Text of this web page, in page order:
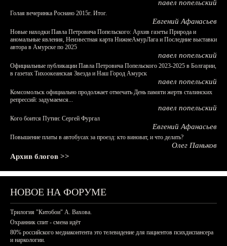
павел попельский
Голая вечеринка Роснано 2015г. Итог.
Евгений Афанасьев
Новые находки Павла Петровича Попельского: Архив газеты Природа и
аномальные явления, Неизвестная карта НижнеАмурЛага и Последние выставки
автора в Амурске по 2025
павел попельский
Официальные публикации Павла Петровича Попельского 2023-2025 в Болгарии,
в газетах Тихоокеанская Звезда и Наш Город Амурск
павел попельский
Комсомольск официально продолжает отмечать День памяти жертв сталинских
репрессий: задумаемся...
павел попельский
Кого боится Путин: Сергей Фургал
Евгений Афанасьев
Повышение платы в автобусах за проезд: кто виноват, и что делать?
Олег Паньков
Архив блогов >>
НОВОЕ НА ФОРУМЕ
Трилогия "Китобои" А. Вахова.
Охранник спит - смена идёт
80% российского медиаконтента это телевидение для пациентов психдиспансера
и наркологии.